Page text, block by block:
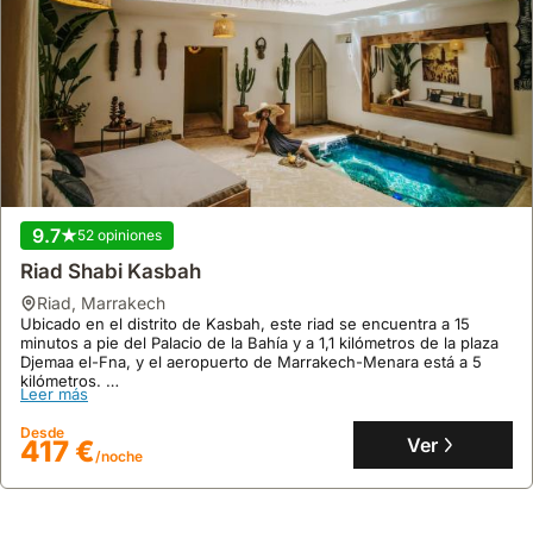
9.7 52 opiniones
Riad Shabi Kasbah
riad, Marrakech
Ubicado en el distrito de Kasbah, este riad se encuentra a 15
minutos a pie del Palacio de la Bahía y a 1,1 kilómetros de la plaza
Djemaa el-Fna, y el aeropuerto de Marrakech-Menara está a 5
kilómetros.
Disfrute de una superficie de 250 metros cuadrados con 4
dormitorios, aire acondicionado, piscina interior y terraza, ideal
para hasta 15 huéspedes, ofreciendo también barbacoa y servicio
de habitaciones para una estancia confortable.
Leer más
Desde
417 €/noche Ver